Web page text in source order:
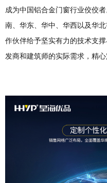
成为中国铝合金门窗行业佼佼
南、华东、华中、华西以及华
作伙伴给予坚实有力的技术支
发商和建筑师的实际需求，精